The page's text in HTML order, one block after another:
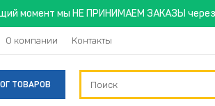
момент мы НЕ ПРИНИМАЕМ ЗАКАЗЫ через
О компании Контакты
ТОВАРОВ